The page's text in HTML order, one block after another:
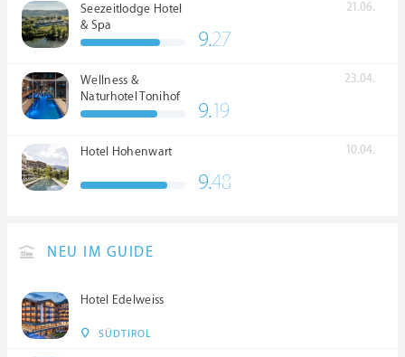
Seezeitlodge Hotel
& Spa
21.06.
9.27
Wellness &
Naturhotel Tonihof
****S
23.04.
9.19
Hotel Hohenwart 10.04.
9.48
NEU IM GUIDE
Hotel Edelweiss
SÜDTIROL